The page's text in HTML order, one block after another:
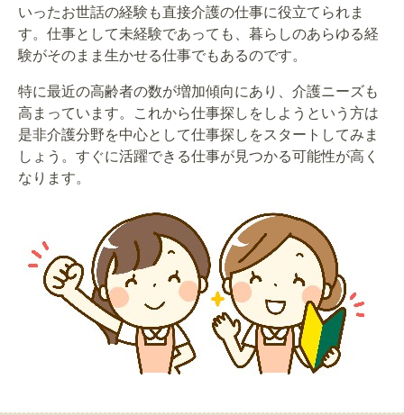
いったお世話の経験も直接介護の仕事に役立てられま
す。仕事として未経験であっても、暮らしのあらゆる経
験がそのまま生かせる仕事でもあるのです。
特に最近の高齢者の数が増加傾向にあり、介護ニーズも
高まっています。これから仕事探しをしようという方は
是非介護分野を中心として仕事探しをスタートしてみま
しょう。すぐに活躍できる仕事が見つかる可能性が高く
なります。